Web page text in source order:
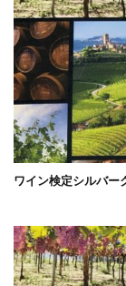
ワイン検定シルバー